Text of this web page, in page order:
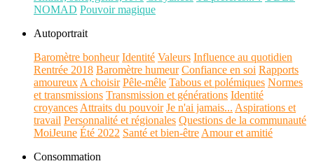
NOMAD Pouvoir magique
Autoportrait
Baromètre bonheur Identité Valeurs Influence au quotidien
Rentrée 2018 Baromètre humeur Confiance en soi Rapports
amoureux A choisir Pêle-mêle Tabous et polémiques Normes
et transmissions Transmission et générations Identité
croyances Attraits du pouvoir Je n'ai jamais... Aspirations et
travail Personnalité et régionales Questions de la communauté
MoiJeune Été 2022 Santé et bien-être Amour et amitié
Consommation